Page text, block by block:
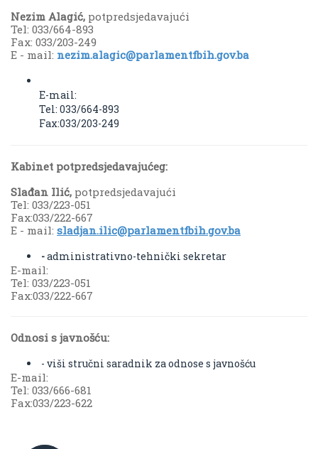
Nezim Alagić, potpredsjedavajući
Tel: 033/664-893
Fax: 033/203-249
E - mail: nezim.alagic@parlamentfbih.gov.ba
E-mail:
Tel: 033/664-893
Fax:033/203-249
Kabinet potpredsjedavajućeg:
Slađan Ilić, potpredsjedavajući
Tel: 033/223-051
Fax:033/222-667
E - mail: sladjan.ilic@parlamentfbih.gov.ba
-administrativno-tehnički sekretar
E-mail:
Tel: 033/223-051
Fax:033/222-667
Odnosi s javnošću:
- viši stručni saradnik za odnose s javnošću
Е-mail:
Tel: 033/666-681
Fax:033/223-622